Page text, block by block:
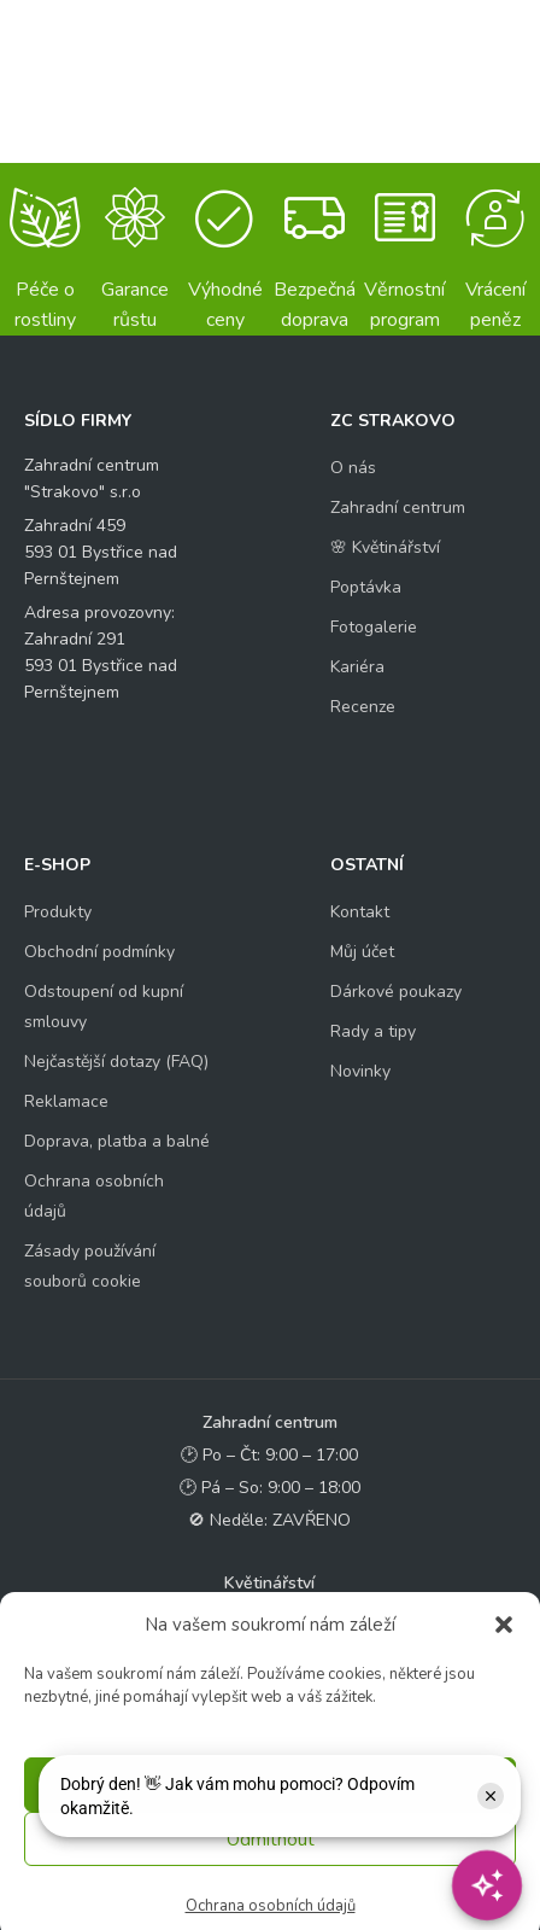
Na vašem soukromí nám záleží
Na vašem soukromí nám záleží. Používáme cookies, některé jsou
nezbytné, jiné pomáhají vylepšit web a váš zážitek.
Příjmout
Odmítnout
Ochrana osobních údajů
Péče o
rostliny
Garance
růstu
Výhodné
ceny
Bezpečná
doprava
Věrnostní
program
Vrácení
peněz
SÍDLO FIRMY
Zahradní centrum
"Strakovo" s.r.o
Zahradní 459
593 01 Bystřice nad
Pernštejnem
Adresa provozovny:
Zahradní 291
593 01 Bystřice nad
Pernštejnem
ZC STRAKOVO
O nás
Zahradní centrum
🌸 Květinářství
Poptávka
Fotogalerie
Kariéra
Recenze
E-SHOP
Produkty
Obchodní podmínky
Odstoupení od kupní
smlouvy
Nejčastější dotazy (FAQ)
Reklamace
Doprava, platba a balné
Ochrana osobních
údajů
Zásady používání
souborů cookie
OSTATNÍ
Kontakt
Můj účet
Dárkové poukazy
Rady a tipy
Novinky
Zahradní centrum
🕑 Po – Čt: 9:00 – 17:00
🕑 Pá – So: 9:00 – 18:00
🚫 Neděle: ZAVŘENO
Květinářství
🕑 Ut – Pá: 9:00 - 12:00 │ 13:00 - 17:00
🚫 Ne - Po: ZAVŘENO
✉️ e-shop@zcstrakovo.cz
Sledujte nás: